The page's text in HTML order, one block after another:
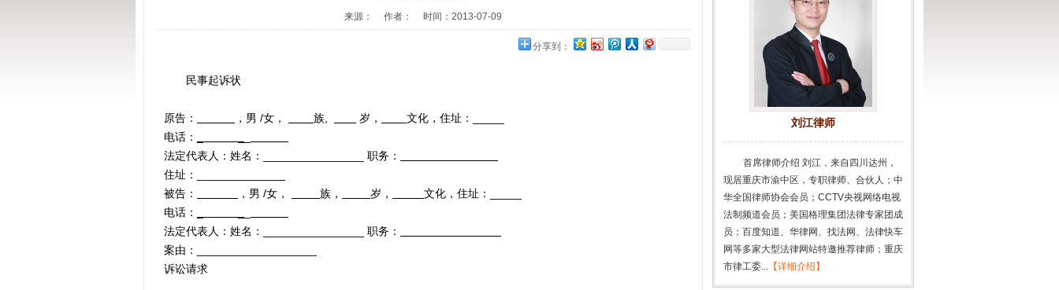
来源： 作者： 时间：2013-07-09
分享到：
民事起诉状
原告： ，男 /女， 族, 岁，
文化，住址：_____
电话：
法定代表人：姓名：________________ 职务：
住址：______________
被告：
，男 /女， 族， 岁，
文化，住址：_____
电话：
法定代表人：姓名：________________ 职务：
案由：___________________
诉讼请求
刘江律师
首席律师介绍 刘江，来自四川达州，
现居重庆市渝中区，专职律师、合伙人；中
华全国律师协会会员；CCTV央视网络电视
法制频道会员；美国格理集团法律专家团成
员；百度知道、华律网、找法网、法律快车
网等多家大型法律网站特邀推荐律师；重庆
市律工委... 【详细介绍】